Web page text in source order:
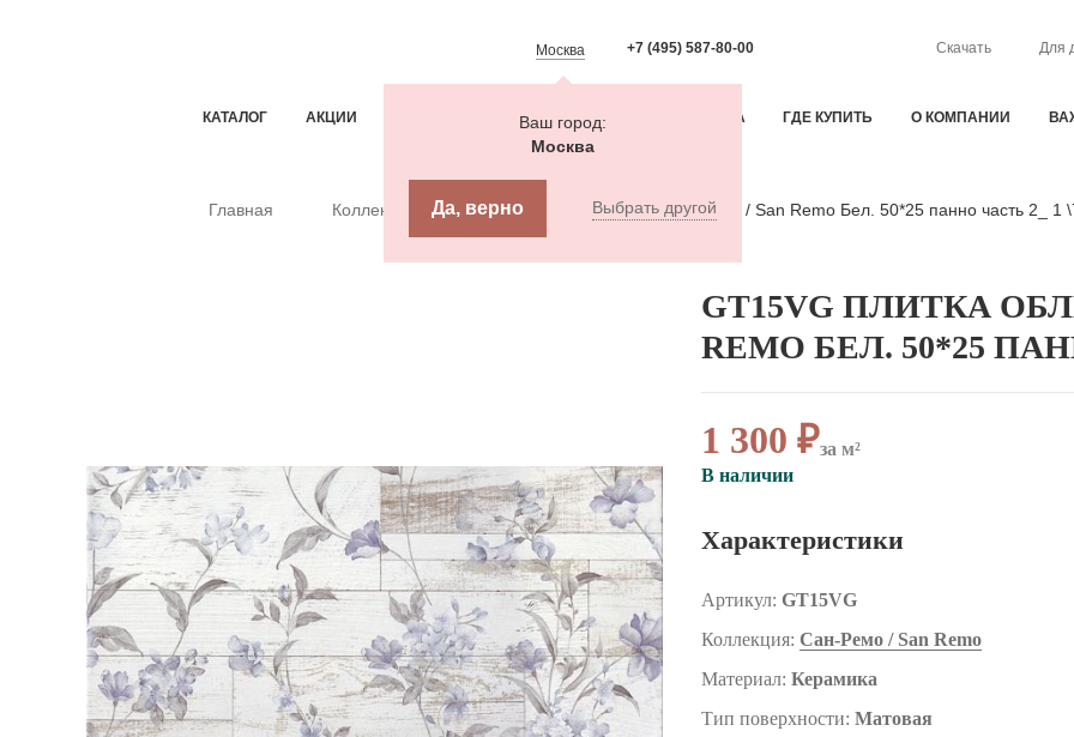
Москва
Ваш город:
Москва
Да, верно Выбрать другой
+7 (495) 587-80-00 Скачать Для
КАТАЛОГ АКЦИИ ТИПОВЫЕ РЕШЕНИЯ ОПЛАТА И ДОСТАВКА ГДЕ КУПИТЬ О КОМПАНИИ
Главная Коллекции GT15VG Плитка облиц. Сан-Ремо / San Remo Бел. 50*25 панно часть 2_ 1
GT15VG ПЛИТКА
REMO БЕЛ. 50*25
1 300 ₽за м²
В наличии
Характеристики
Артикул:GT15VG
Коллекция:Сан-Ремо / San Remo
Материал:Керамика
Тип поверхности:Матовая